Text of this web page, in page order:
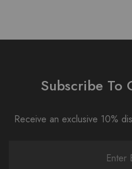
Subscribe To
Receive an exclusive 10%